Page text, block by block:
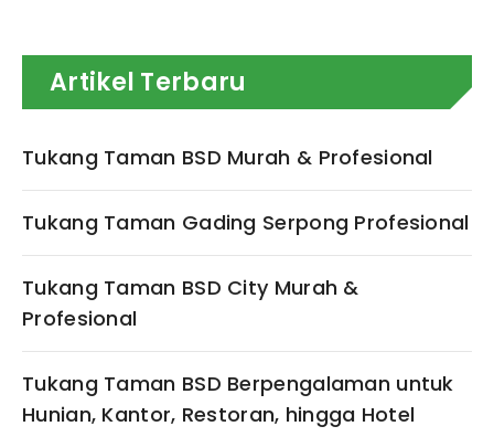
Artikel Terbaru
Tukang Taman BSD Murah & Profesional
Tukang Taman Gading Serpong Profesional
Tukang Taman BSD City Murah &
Profesional
Tukang Taman BSD Berpengalaman untuk
Hunian, Kantor, Restoran, hingga Hotel